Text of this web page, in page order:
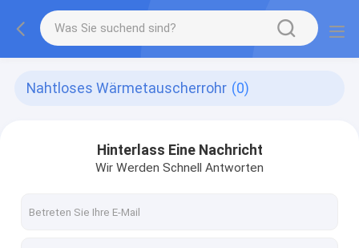
Nahtloses Wärmetauscherrohr (0)
Hinterlass Eine Nachricht
Wir Werden Schnell Antworten